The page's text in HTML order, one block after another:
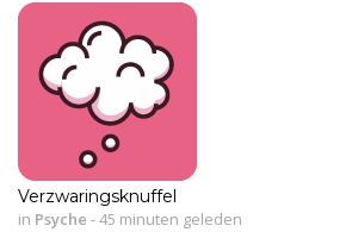
Verzwaringsknuffel
in Psyche -45 minuten geleden